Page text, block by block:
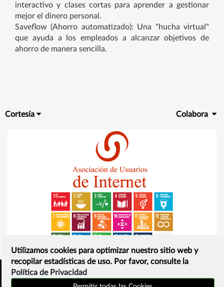
interactivo y clases cortas para aprender a gestionar
mejor el dinero personal.
Saveflow (Ahorro automatizado): Una "hucha virtual"
que ayuda a los empleados a alcanzar objetivos de
ahorro de manera sencilla.
Cortesía Colabora
Política de privacidad
Utilizamos cookies para optimizar nuestro sitio web y
recopilar estadísticas de uso. Por favor, consulte la
Política de Privacidad